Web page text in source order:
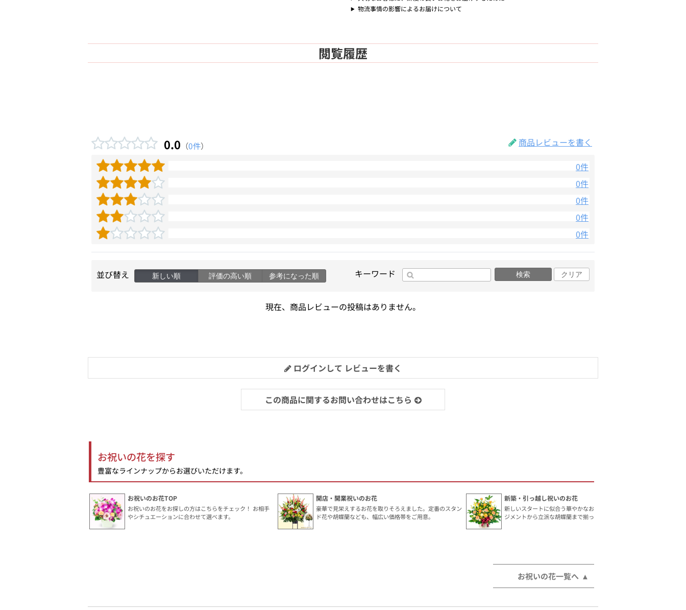
物流事情の影響によるお届けについて
閲覧履歴
0.0 （0件）
商品レビューを書く
0件
0件
0件
0件
0件
並び替え 新しい順 評価の高い順 参考になった順 キーワード 検索 クリア
現在、商品レビューの投稿はありません。
ログインして レビューを書く
この商品に関するお問い合わせはこちら
お祝いの花を探す
豊富なラインナップからお選びいただけます。
お祝いのお花TOP
お祝いのお花をお探しの方はこちらをチェック！ お相手
やシチュエーションに合わせて選べます。
開店・開業祝いのお花
豪華で見栄えするお花を取りそろえました。定番のスタン
ド花や胡蝶蘭なども、幅広い価格帯をご用意。
新築・引っ越し祝いのお花
新しいスタートに似合う華やかなお花です。手頃なアレン
ジメントから立派な胡蝶蘭まで揃っています。
お祝いの花一覧へ